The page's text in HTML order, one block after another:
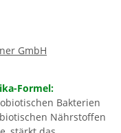
GmbH
Formel:
Bakterien
Nährstoffen